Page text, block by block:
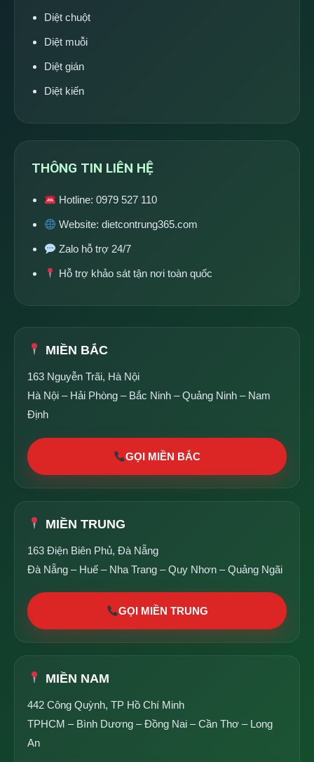
Diệt chuột
Diệt muỗi
Diệt gián
Diệt kiến
THÔNG TIN LIÊN HỆ
Hotline:0979 527 110
Website:dietcontrung365.com
Zalo hỗ trợ 24/7
Hỗ trợ khảo sát tận nơi toàn quốc
MIỀN BẮC
163 Nguyễn Trãi, Hà Nội
Hà Nội – Hải Phòng – Bắc Ninh – Quảng Ninh – Nam
Định
GỌI MIỀN BẮC
MIỀN TRUNG
163 Điện Biên Phủ, Đà Nẵng
Đà Nẵng – Huế – Nha Trang – Quy Nhơn – Quảng Ngãi
GỌI MIỀN TRUNG
MIỀN NAM
442 Công Quỳnh, TP Hồ Chí Minh
TPHCM – Bình Dương – Đồng Nai – Cần Thơ – Long
An